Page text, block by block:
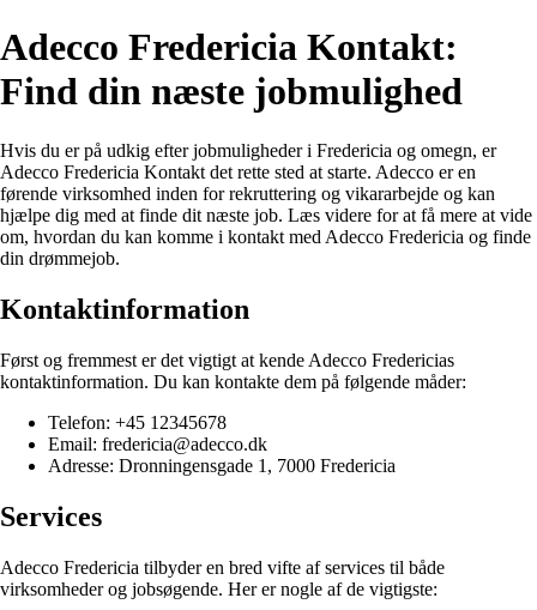
Adecco Fredericia Kontakt:
Find din næste jobmulighed
Hvis du er på udkig efter jobmuligheder i Fredericia og omegn, er
Adecco Fredericia Kontakt det rette sted at starte. Adecco er en
førende virksomhed inden for rekruttering og vikararbejde og kan
hjælpe dig med at finde dit næste job. Læs videre for at få mere at vide
om, hvordan du kan komme i kontakt med Adecco Fredericia og finde
din drømmejob.
Kontaktinformation
Først og fremmest er det vigtigt at kende Adecco Fredericias
kontaktinformation. Du kan kontakte dem på følgende måder:
Telefon: +45 12345678
Email: fredericia@adecco.dk
Adresse: Dronningensgade 1, 7000 Fredericia
Services
Adecco Fredericia tilbyder en bred vifte af services til både
virksomheder og jobsøgende. Her er nogle af de vigtigste: